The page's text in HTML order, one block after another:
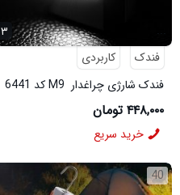
۳
فندک
کاربردی
فندک شارژی چراغدار M9 کد 6441
۴۴۸,۰۰۰ تومان
خرید سریع
40